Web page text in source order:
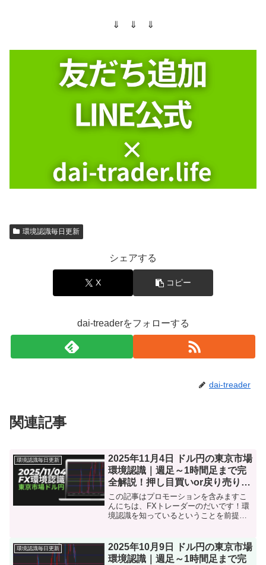
⇓ ⇓ ⇓
環境認識毎日更新
シェアする
X コピー
dai-treaderをフォローする
dai-treader
関連記事
環境認識毎日更新
2025年11月4日 ドル円の東京市場
環境認識｜週足～1時間足まで完
全解説！押し目買いor戻り売り戦
略は？
この記事はプロモーションを含みますこ
んにちは、FXトレーダーのだいです！環
境認識を知っているということを前提に
場】のドル円の環境認識をまとめまし
た。トレード前に「目...
環境認識毎日更新
2025年10月9日 ドル円の東京市場
環境認識｜週足～1時間足まで完